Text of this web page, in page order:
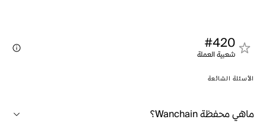
#420
شعبية العملة
الأسئلة الشائعة
ماهي محفظة Wanchain؟